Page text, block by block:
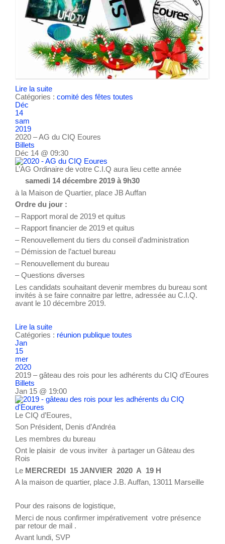
Lire la suite
Catégories : comité des fêtes toutes
Déc
14
sam
2019
2020 – AG du CIQ Eoures
Billets
Déc 14 @ 09:30
L’AG Ordinaire de votre C.I.Q aura lieu cette année
samedi 14 décembre 2019 à 9h30
à la Maison de Quartier, place JB Auffan
Ordre du jour :
– Rapport moral de 2019 et quitus
– Rapport financier de 2019 et quitus
– Renouvellement du tiers du conseil d’administration
– Démission de l’actuel bureau
– Renouvellement du bureau
– Questions diverses
Les candidats souhaitant devenir membres du bureau sont
invités à se faire connaitre par lettre, adressée au C.I.Q.
avant le 10 décembre 2019.
Lire la suite
Catégories : réunion publique toutes
Jan
15
mer
2020
2019 – gâteau des rois pour les adhérents du CIQ d’Eoures
Billets
Jan 15 @ 19:00
Le CIQ d’Eoures,
Son Président, Denis d’Andréa
Les membres du bureau
Ont le plaisir de vous inviter à partager un Gâteau des
Rois
Le MERCREDI 15 JANVIER 2020 A 19 H
A la maison de quartier, place J.B. Auffan, 13011 Marseille
Pour des raisons de logistique,
Merci de nous confirmer impérativement votre présence
par retour de mail .
Avant lundi, SVP